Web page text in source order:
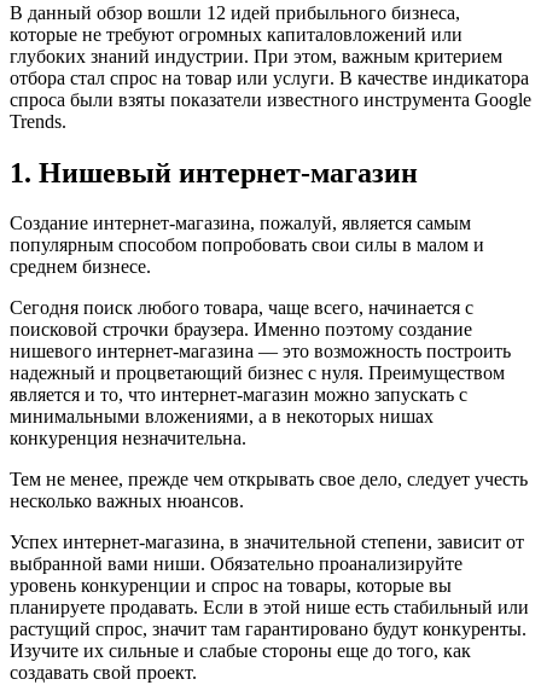
В данный обзор вошли 12 идей прибыльного бизнеса,
которые не требуют огромных капиталовложений или
глубоких знаний индустрии. При этом, важным критерием
отбора стал спрос на товар или услуги. В качестве индикатора
спроса были взяты показатели известного инструмента Google
Trends.
1. Нишевый интернет-магазин
Создание интернет-магазина, пожалуй, является самым
популярным способом попробовать свои силы в малом и
среднем бизнесе.
Сегодня поиск любого товара, чаще всего, начинается с
поисковой строчки браузера. Именно поэтому создание
нишевого интернет-магазина — это возможность построить
надежный и процветающий бизнес с нуля. Преимуществом
является и то, что интернет-магазин можно запускать с
минимальными вложениями, а в некоторых нишах
конкуренция незначительна.
Тем не менее, прежде чем открывать свое дело, следует учесть
несколько важных нюансов.
Успех интернет-магазина, в значительной степени, зависит от
выбранной вами ниши. Обязательно проанализируйте
уровень конкуренции и спрос на товары, которые вы
планируете продавать. Если в этой нише есть стабильный или
растущий спрос, значит там гарантировано будут конкуренты.
Изучите их сильные и слабые стороны еще до того, как
создавать свой проект.